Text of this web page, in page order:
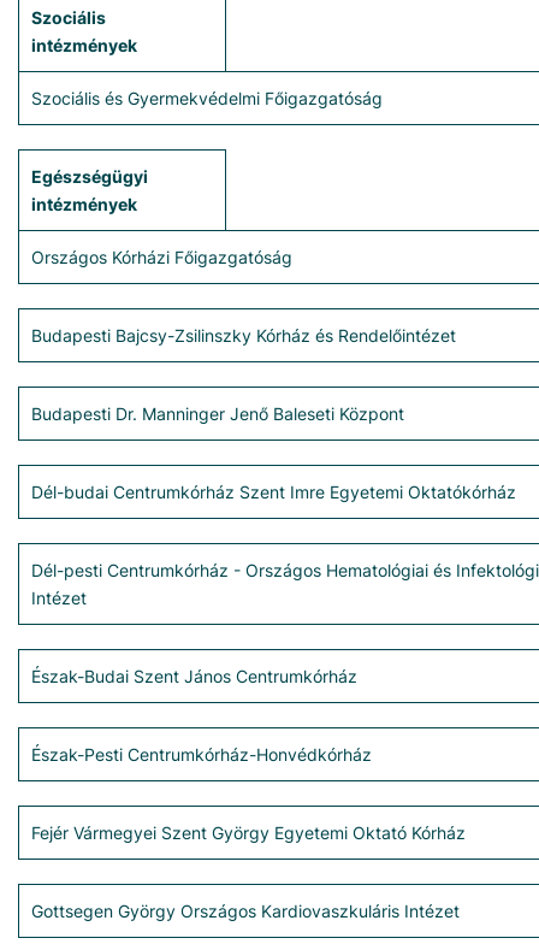
Szociális
intézmények
Szociális és Gyermekvédelmi Főigazgatóság
Egészségügyi
intézmények
Országos Kórházi Főigazgatóság
Budapesti Bajcsy-Zsilinszky Kórház és Rendelőintézet
Budapesti Dr. Manninger Jenő Baleseti Központ
Dél-budai Centrumkórház Szent Imre Egyetemi Oktatókórház
Dél-pesti Centrumkórház - Országos Hematológiai és
Intézet
Észak-Budai Szent János Centrumkórház
Észak-Pesti Centrumkórház-Honvédkórház
Fejér Vármegyei Szent György Egyetemi Oktató Kórház
Gottsegen György Országos Kardiovaszkuláris Intézet